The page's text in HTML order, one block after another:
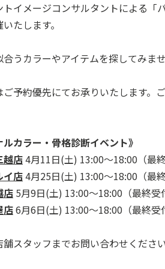
トイメージコンサルタントによる「
たします。
うカラーやアイテムを探してみま
予約優先にてお承りいたします。
カラー・骨格診断イベント》
越店4月11日(土) 13:00～18:00（最終
イ店4月25日(土) 13:00～18:00（最終
店 5月9日(土) 13:00～18:00（最終受
店6月6日(土) 13:00～18:00（最終受
スタッフまでお問い合わせください